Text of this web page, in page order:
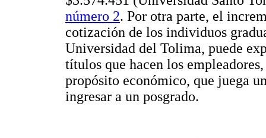
número 2. Por otra parte, el
cotización de los individuos
Universidad del Tolima, puede
títulos que hacen los
propósito económico, que juega
ingresar a un posgrado.